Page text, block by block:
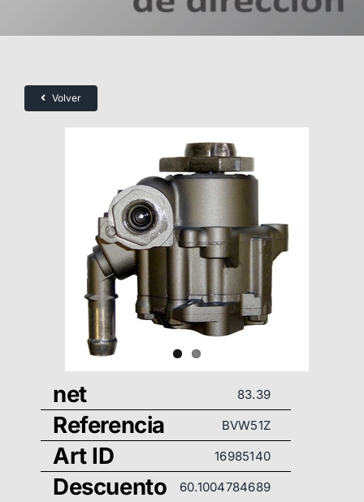
Volver
net 83.39
Referencia BVW51Z
Art ID 16985140
Descuento 60.1004784689